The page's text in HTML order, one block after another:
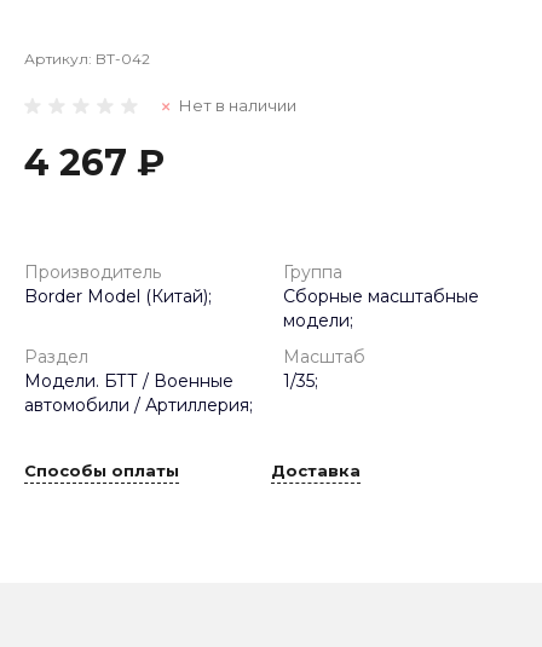
Артикул: BT-042
Нет в наличии
4 267 ₽
Производитель
Border Model (Китай);
Группа
Сборные масштабные
модели;
Раздел
Модели. БТТ / Военные
автомобили / Артиллерия;
Масштаб
1/35;
Способы оплаты Доставка